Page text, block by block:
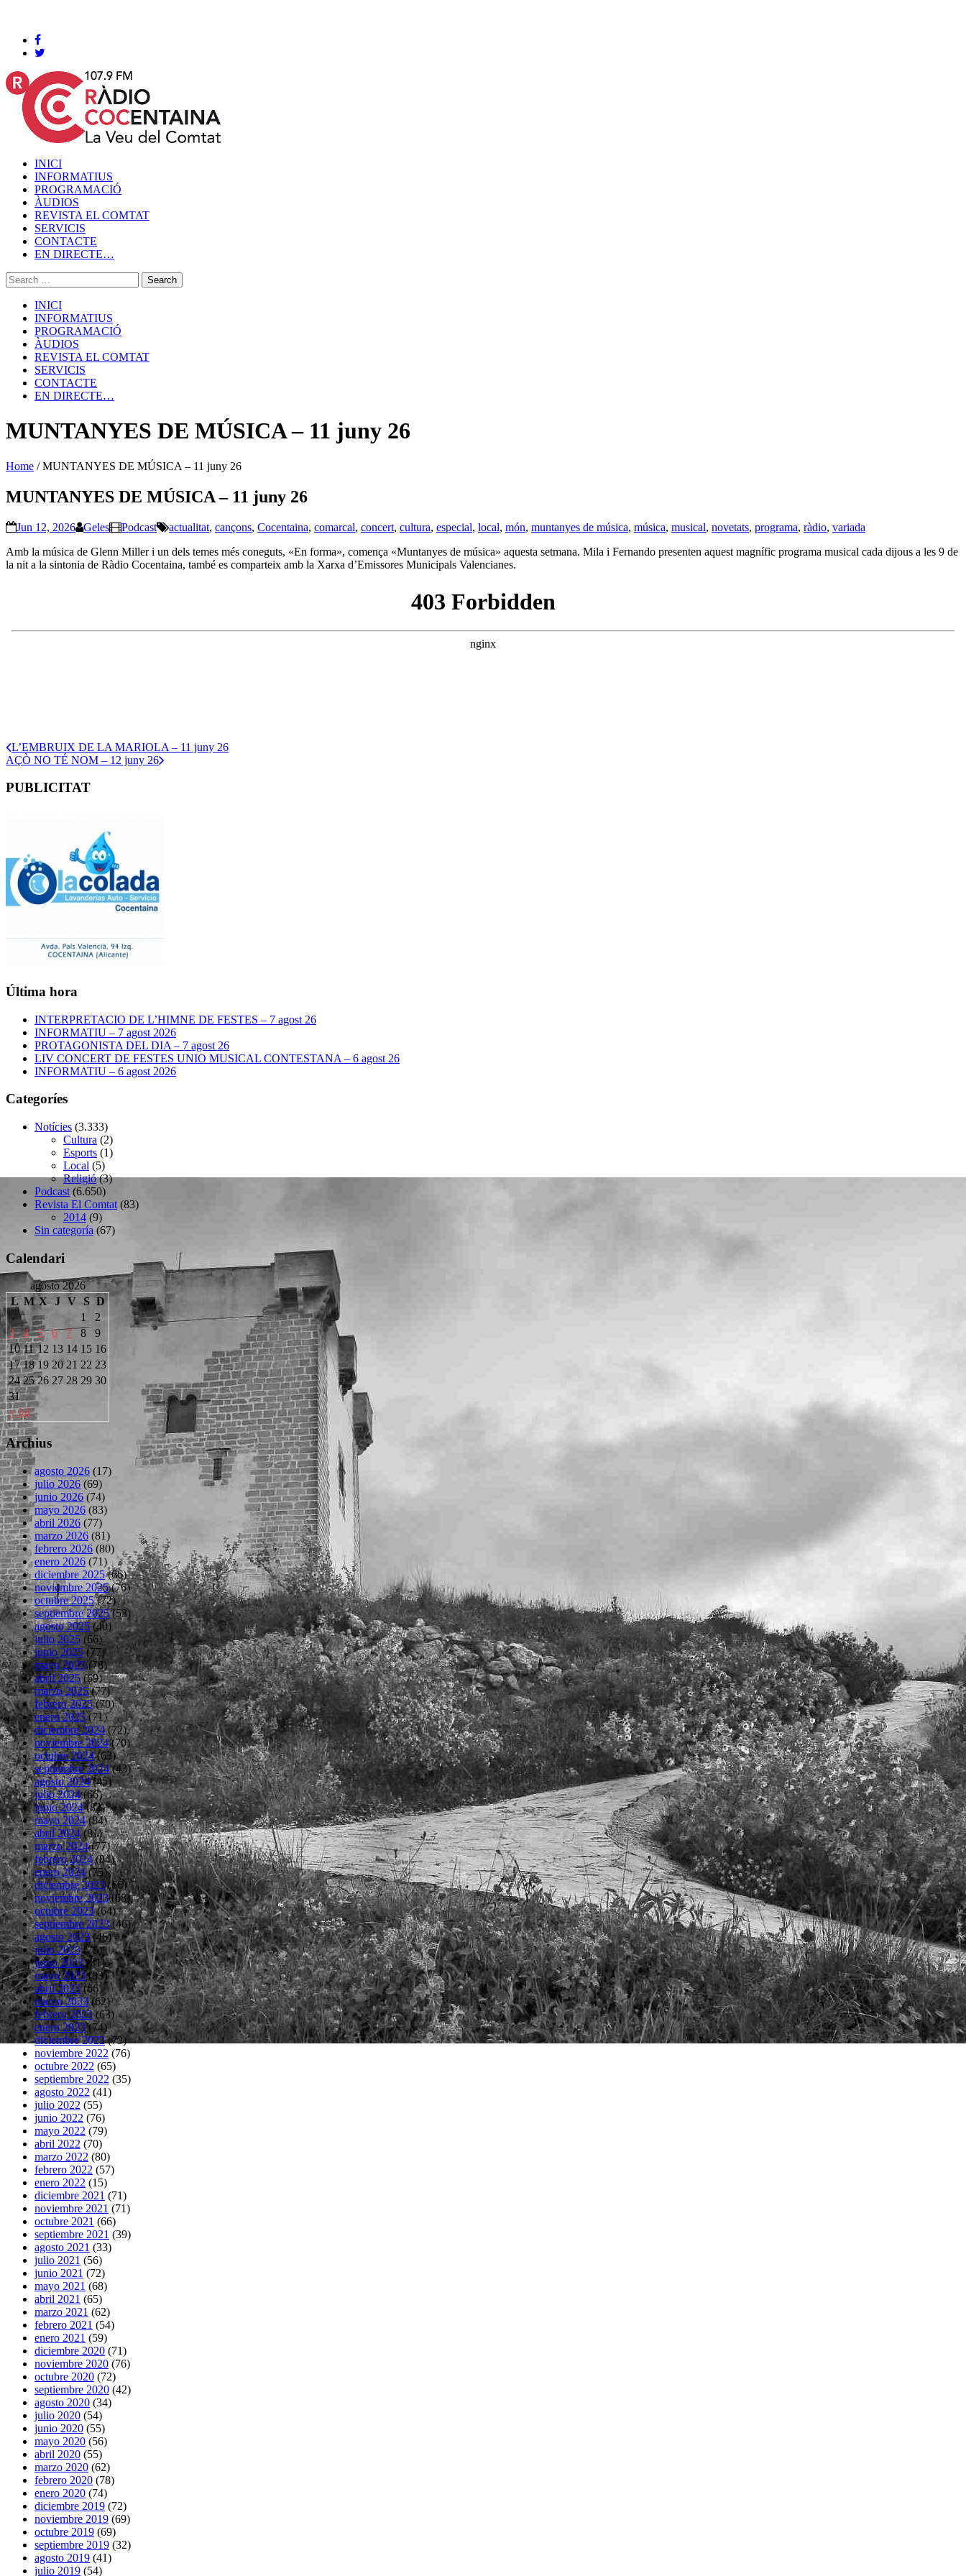
INICI
INFORMATIUS
PROGRAMACIÓ
ÀUDIOS
REVISTA EL COMTAT
SERVICIS
CONTACTE
EN DIRECTE…
INICI
INFORMATIUS
PROGRAMACIÓ
ÀUDIOS
REVISTA EL COMTAT
SERVICIS
CONTACTE
EN DIRECTE…
MUNTANYES DE MÚSICA – 11 juny 26
Home /MUNTANYES DE MÚSICA – 11 juny 26
MUNTANYES DE MÚSICA – 11 juny 26
Jun 12, 2026 Geles Podcast actualitat, cançons, Cocentaina, comarcal, concert, cultura, especial, local, món, muntanyes de música, música, musical, novetats, programa, ràdio, variada
Amb la música de Glenn Miller i un dels temes més coneguts, «En forma», comença «Muntanyes de música» aquesta setmana. Mila i Fernando presenten aquest magnífic programa musical cada dijous a les 9 de
la nit a la sintonia de Ràdio Cocentaina, també es comparteix amb la Xarxa d’Emissores Municipals Valencianes.
L’EMBRUIX DE LA MARIOLA – 11 juny 26
AÇÒ NO TÉ NOM – 12 juny 26
PUBLICITAT
Última hora
INTERPRETACIO DE L’HIMNE DE FESTES – 7 agost 26
INFORMATIU – 7 agost 2026
PROTAGONISTA DEL DIA – 7 agost 26
LIV CONCERT DE FESTES UNIO MUSICAL CONTESTANA – 6 agost 26
INFORMATIU – 6 agost 2026
Categoríes
Notícies (3.333)
Cultura (2)
Esports (1)
Local (5)
Religió(3)
Podcast (6.650)
Revista El Comtat (83)
2014 (9)
Sin categoría (67)
Calendari
agosto 2026
L M X J V S D
« Jul
1
2
3
4 5 6 7 8
9
10 11 12 13 14 15 16
17 18 19 20 21 22 23
24 25 26 27 28 29 30
31
Archius
agosto 2026 (17)
julio 2026 (69)
junio 2026 (74)
mayo 2026 (83)
abril 2026 (77)
marzo 2026 (81)
febrero 2026 (80)
enero 2026 (71)
diciembre 2025(66)
noviembre 2025(76)
octubre 2025(72)
septiembre 2025(53)
agosto 2025(40)
julio 2025 (66)
junio 2025(77)
mayo 2025(78)
abril 2025(69)
marzo 2025(77)
febrero 2025(70)
enero 2025(71)
diciembre 2024(72)
noviembre 2024(70)
octubre 2024(63)
septiembre 2024(43)
agosto 2024(45)
julio 2024(66)
junio 2024(82)
mayo 2024(84)
abril 2024(81)
marzo 2024(77)
febrero 2024(84)
enero 2024(75)
diciembre 2023(66)
noviembre 2023(68)
octubre 2023(64)
septiembre 2023(46)
agosto 2023(46)
julio 2023(75)
junio 2023(81)
mayo 2023(83)
abril 2023(66)
marzo 2023(62)
febrero 2023(63)
enero 2023(74)
diciembre 2022(73)
noviembre 2022 (76)
octubre 2022 (65)
septiembre 2022 (35)
agosto 2022 (41)
julio 2022 (55)
junio 2022 (76)
mayo 2022 (79)
abril 2022 (70)
marzo 2022 (80)
febrero 2022 (57)
enero 2022 (15)
diciembre 2021 (71)
noviembre 2021 (71)
octubre 2021 (66)
septiembre 2021 (39)
agosto 2021 (33)
julio 2021 (56)
junio 2021 (72)
mayo 2021 (68)
abril 2021 (65)
marzo 2021 (62)
febrero 2021 (54)
enero 2021 (59)
diciembre 2020 (71)
noviembre 2020 (76)
octubre 2020 (72)
septiembre 2020 (42)
agosto 2020 (34)
julio 2020 (54)
junio 2020 (55)
mayo 2020 (56)
abril 2020 (55)
marzo 2020 (62)
febrero 2020 (78)
enero 2020 (74)
diciembre 2019 (72)
noviembre 2019 (69)
octubre 2019 (69)
septiembre 2019 (32)
agosto 2019 (41)
julio 2019 (54)